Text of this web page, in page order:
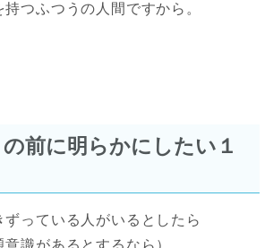
つふつうの人間ですから。
の前に明らかにしたい１
ずっている人がいるとしたら
意識があるとするなら）